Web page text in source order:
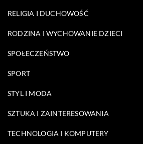
RELIGIA I DUCHOWOŚĆ
RODZINA I WYCHOWANIE DZIECI
SPOŁECZEŃSTWO
SPORT
STYL I MODA
SZTUKA I ZAINTERESOWANIA
TECHNOLOGIA I KOMPUTERY